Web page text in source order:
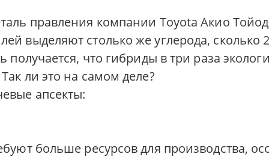
правления компании Toyota Акио
выделяют столько же углерода, сколько
получается, что гибриды в три раза
ли это на самом деле?
апсекты:
больше ресурсов для производства,